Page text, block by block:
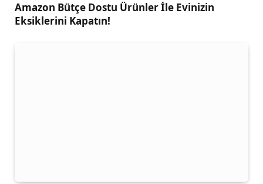
Amazon Bütçe Dostu Ürünler İle Evinizin
Eksiklerini Kapatın!